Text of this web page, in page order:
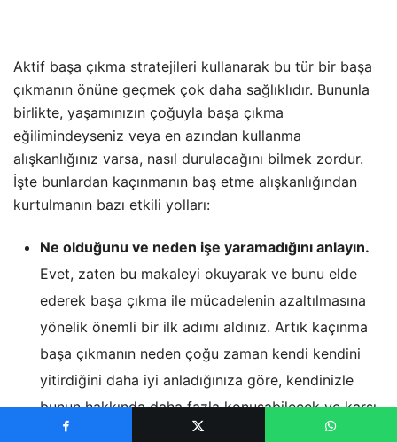
Aktif başa çıkma stratejileri kullanarak bu tür bir başa
çıkmanın önüne geçmek çok daha sağlıklıdır. Bununla
birlikte, yaşamınızın çoğuyla başa çıkma
eğilimindeyseniz veya en azından kullanma
alışkanlığınız varsa, nasıl durulacağını bilmek zordur.
İşte bunlardan kaçınmanın baş etme alışkanlığından
kurtulmanın bazı etkili yolları:
Ne olduğunu ve neden işe yaramadığını anlayın.
Evet, zaten bu makaleyi okuyarak ve bunu elde
ederek başa çıkma ile mücadelenin azaltılmasına
yönelik önemli bir ilk adımı aldınız. Artık kaçınma
başa çıkmanın neden çoğu zaman kendi kendini
yitirdiğini daha iyi anladığınıza göre, kendinizle
bunun hakkında daha fazla konuşabilecek ve karşı
karşıya kaldığınızda stresi yönetme konusunda